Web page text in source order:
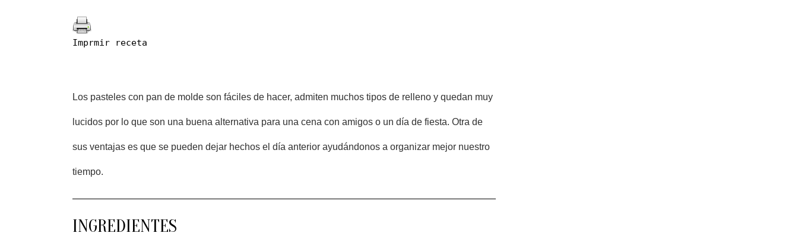
Imprmir receta
Los pasteles con pan de molde son fáciles de hacer, admiten muchos tipos de relleno y quedan muy
lucidos por lo que son una buena alternativa para una cena con amigos o un día de fiesta. Otra de
sus ventajas es que se pueden dejar hechos el día anterior ayudándonos a organizar mejor nuestro
tiempo.
INGREDIENTES